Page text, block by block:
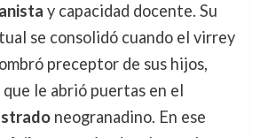
y capacidad docente. Su
se consolidó cuando el virrey
preceptor de sus hijos,
le abrió puertas en el
neogranadino. En ese